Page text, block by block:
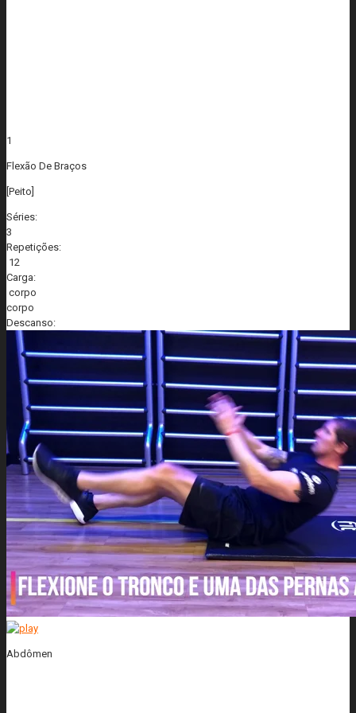
1
Flexão De Braços
[Peito]
Séries:
3
Repetições:
12
Carga:
corpo
corpo
Descanso:
Abdômen